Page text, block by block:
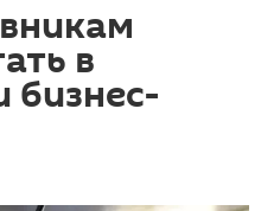
в
бизнес-